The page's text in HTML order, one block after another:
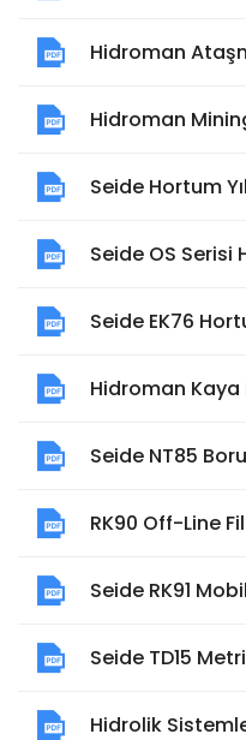
Hidroman
Hidroman
Seide Hortum
Seide OS Serisi
Seide EK76
Hidroman Kaya
Seide NT85
RK90 Off-Line
Seide RK91
Seide TD15
Hidrolik